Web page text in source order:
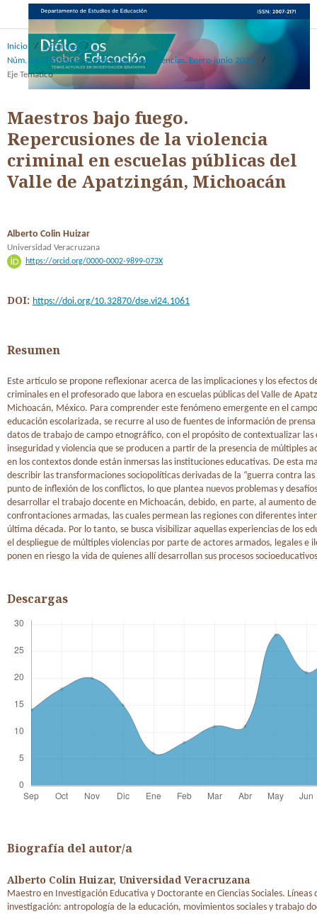
Inicio / Archivos
/
Núm. 24 (13): Escuela, violencias y experiencias. Enero-junio 2022
/
Eje Tematico
Maestros bajo fuego.
Repercusiones de la violencia
criminal en escuelas públicas del
Valle de Apatzingán, Michoacán
Alberto Colin Huizar
Universidad Veracruzana
https://orcid.org/0000-0002-9899-073X
DOI: https://doi.org/10.32870/dse.vi24.1061
Resumen
Este artículo se propone reflexionar acerca de las implicaciones y los efectos
criminales en el profesorado que labora en escuelas públicas del Valle de
Michoacán, México. Para comprender este fenómeno emergente en el
educación escolarizada, se recurre al uso de fuentes de información de prensa
datos de trabajo de campo etnográfico, con el propósito de contextualizar las
inseguridad y violencia que se producen a partir de la presencia de múltiples
en los contextos donde están inmersas las instituciones educativas. De esta
describir las transformaciones sociopolíticas derivadas de la “guerra contra las
punto de inflexión de los conflictos, lo que plantea nuevos problemas y
desarrollar el trabajo docente en Michoacán, debido, en parte, al aumento de
confrontaciones armadas, las cuales permean las regiones con diferentes
última década. Por lo tanto, se busca visibilizar aquellas experiencias de los
el despliegue de múltiples violencias por parte de actores armados, legales e
ponen en riesgo la vida de quienes allí desarrollan sus procesos
Descargas
Biografía del autor/a
Alberto Colin Huizar, Universidad Veracruzana
Maestro en Investigación Educativa y Doctorante en Ciencias Sociales. Líneas
investigación: antropología de la educación, movimientos sociales y trabajo